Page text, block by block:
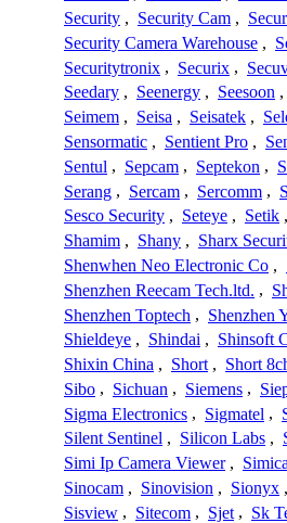
Security , Security Cam ,
Security Camera Warehouse ,
Securitytronix , Securix ,
Seedary , Seenergy , Seesoon ,
Seimem , Seisa , Seisatek ,
Sensormatic , Sentient Pro ,
Sentul , Sepcam , Septekon ,
Serang , Sercam , Sercomm ,
Sesco Security , Seteye , Setik ,
Shamim , Shany , Sharx
Shenwhen Neo Electronic Co ,
Shenzhen Reecam Tech.ltd. ,
Shenzhen Toptech , Shenzhen
Shieldeye , Shindai , Shinsoft
Shixin China , Short , Short
Sibo , Sichuan , Siemens ,
Sigma Electronics , Sigmatel ,
Silent Sentinel , Silicon Labs ,
Simi Ip Camera Viewer ,
Sinocam , Sinovision , Sionyx ,
Sisview , Sitecom , Sjet , Sk